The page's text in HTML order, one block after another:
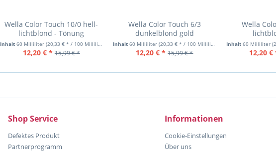
Wella Color Touch 10/0 hell-
lichtblond - Tönung
Inhalt 60 Milliliter (20,33 € * / 100 Milliliter)
12,20 € * 15,99 € *
Wella Color Touch 6/3
dunkelblond gold
Inhalt60 Milliliter(20,33 € * / 100 Milliliter)
12,20 € * 15,99 € *
Wella
Inhalt 60 Milliliter
12,20 €
Shop Service
Defektes Produkt
Partnerprogramm
Informationen
Cookie-Einstellungen
Über uns